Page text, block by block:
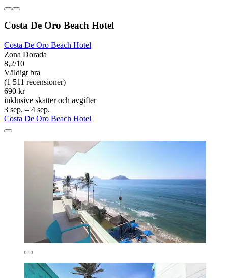
Costa De Oro Beach Hotel
Costa De Oro Beach Hotel
Zona Dorada
8,2/10
Väldigt bra
(1 511 recensioner)
690 kr
inklusive skatter och avgifter
3 sep. – 4 sep.
Costa De Oro Beach Hotel